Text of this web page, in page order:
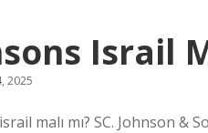
Israil
2025
malı mı? SC. Johnson &